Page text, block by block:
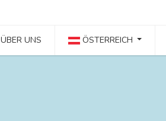
ÜBER UNS ÖSTERREICH